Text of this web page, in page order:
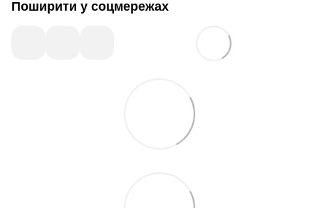
Поширити у соцмережах